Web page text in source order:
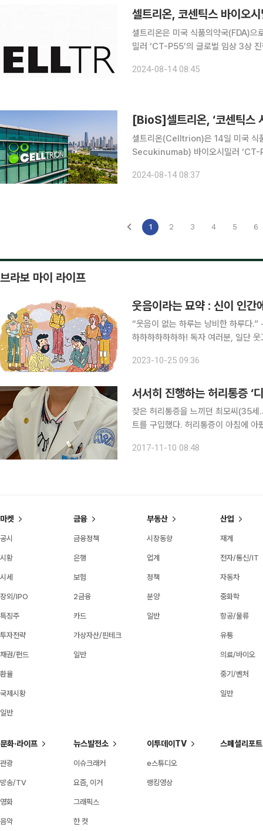
셀트리온, 코센틱스 바이오
셀트리온은 미국 식품의약국(FDA)
밀러 ‘CT-P55’의 글로벌 임상 3상
의 유효성 및 안전성 동등성 입증을
2024-08-14 08:45
[BioS]셀트리온, ‘코센틱스
셀트리온(Celltrion)은 14일 미국 식
Secukinumab) 바이오시밀러 ‘CT-
P55 간의 유효성 및 안전성, 동등성
2024-08-14 08:37
1 2 3 4 5 6
브라보 마이 라이프
웃음이라는 묘약 : 신이 인간
“웃음이 없는 하루는 낭비한 하루다.” - 찰리 채플린
하하하하하하하! 독자 여러분, 일단 웃고 이야기 시작하
니다. 그럼에도 웃어
2023-10-25 09:36
서서히 진행하는 허리통증 ‘
잦은 허리통증을 느끼던 최모씨(35
트를 구입했다. 허리통증이 아침에 아
게 됐다. 최씨 처럼 가벼운 허리
2017-11-10 08:48
마켓
공시
시황
시세
장외/IPO
특징주
투자전략
채권/펀드
환율
국제시황
일반
금융
금융정책
은행
보험
2금융
카드
가상자산/핀테크
일반
부동산
시장동향
업계
정책
분양
일반
산업
재계
전자/통신/IT
자동차
중화학
항공/물류
유통
의료/바이오
중기/벤처
일반
문화·라이프
관광
방송/TV
영화
음악
뉴스발전소
이슈크래커
요즘, 이거
그래픽스
한 컷
이투데이TV
e스튜디오
랭킹영상
스페셜리포트